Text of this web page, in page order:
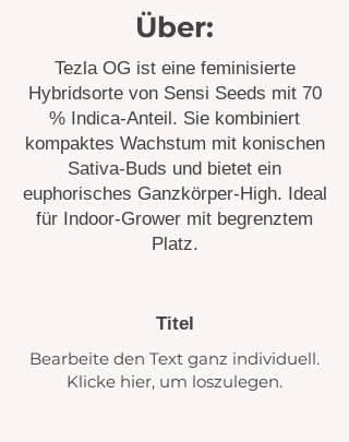
Über:
Tezla OG ist eine feminisierte
Hybridsorte von Sensi Seeds mit 70
% Indica-Anteil. Sie kombiniert
kompaktes Wachstum mit konischen
Sativa-Buds und bietet ein
euphorisches Ganzkörper-High. Ideal
für Indoor-Grower mit begrenztem
Platz.
Titel
Bearbeite den Text ganz individuell.
Klicke hier, um loszulegen.